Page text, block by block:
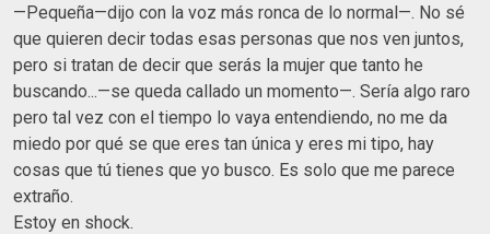
—Pequeña—dijo con la voz más ronca de lo normal—. No sé
que quieren decir todas esas personas que nos ven juntos,
pero si tratan de decir que serás la mujer que tanto he
buscando...—se queda callado un momento—. Sería algo raro
pero tal vez con el tiempo lo vaya entendiendo, no me da
miedo por qué se que eres tan única y eres mi tipo, hay
cosas que tú tienes que yo busco. Es solo que me parece
extraño.
Estoy en shock.